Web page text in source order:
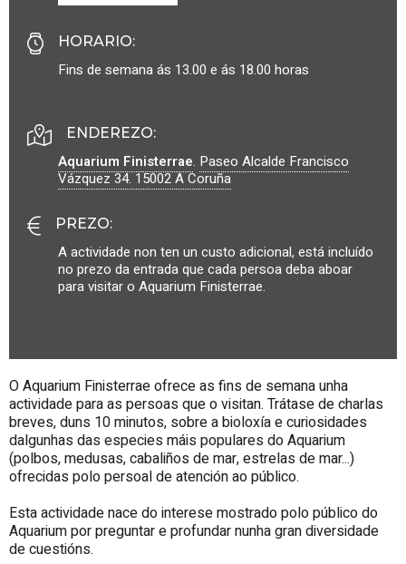
HORARIO:
Fins de semana ás 13.00 e ás 18.00 horas
ENDEREZO:
Aquarium Finisterrae. Paseo Alcalde Francisco
Vázquez 34.15002A Coruña
PREZO:
A actividade non ten un custo adicional, está incluído
no prezo da entrada que cada persoa deba aboar
para visitar o Aquarium Finisterrae.
OAquarium Finisterraeofrece as fins de semana unha
actividade para as persoas que o visitan. Trátase de charlas
breves, duns 10 minutos, sobre a bioloxía e curiosidades
dalgunhas das especies máis populares doAquarium
(polbos, medusas, cabaliños de mar, estrelas de mar...)
ofrecidas polo persoal de atención ao público.
Esta actividade nace do interese mostrado polo público do
Aquariumpor preguntar e profundar nunha gran diversidade
de cuestións.